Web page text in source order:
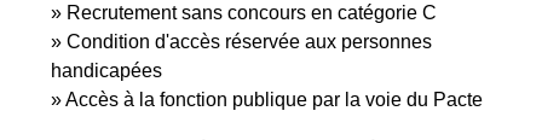
Recrutement sans concours en catégorie C
Condition d'accès réservée aux personnes
handicapées
Accès à la fonction publique par la voie du Pacte